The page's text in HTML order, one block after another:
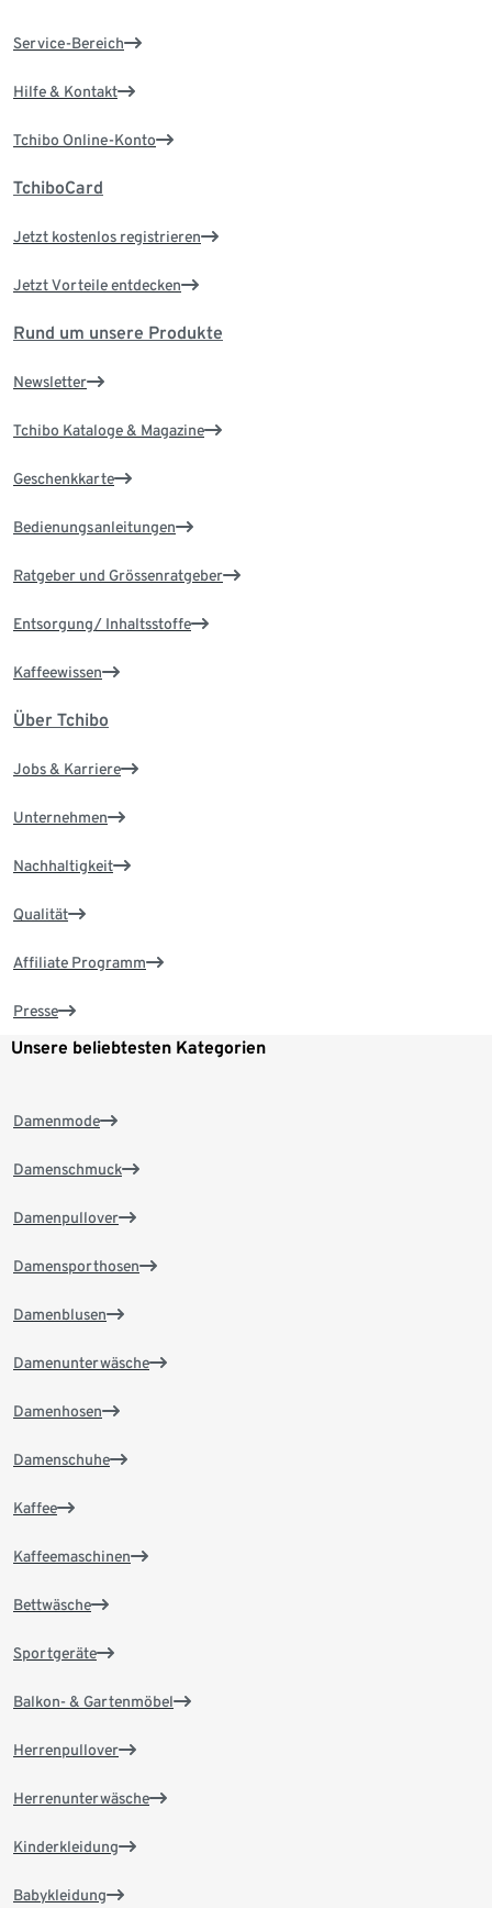
Service-Bereich
Hilfe & Kontakt
Tchibo Online-Konto
TchiboCard
Jetzt kostenlos registrieren
Jetzt Vorteile entdecken
Rund um unsere Produkte
Newsletter
Tchibo Kataloge & Magazine
Geschenkkarte
Bedienungsanleitungen
Ratgeber und Grössenratgeber
Entsorgung/ Inhaltsstoffe
Kaffeewissen
Über Tchibo
Jobs & Karriere
Unternehmen
Nachhaltigkeit
Qualität
Affiliate Programm
Presse
Unsere beliebtesten Kategorien
Damenmode
Damenschmuck
Damenpullover
Damensporthosen
Damenblusen
Damenunterwäsche
Damenhosen
Damenschuhe
Kaffee
Kaffeemaschinen
Bettwäsche
Sportgeräte
Balkon- & Gartenmöbel
Herrenpullover
Herrenunterwäsche
Kinderkleidung
Babykleidung